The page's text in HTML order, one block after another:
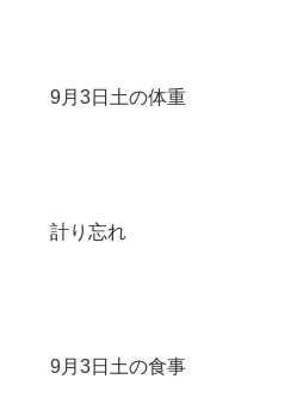
9月3日土の体重
計り忘れ
9月3日土の食事